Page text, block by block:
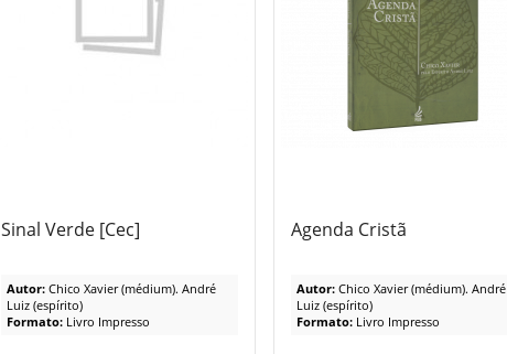
Sinal Verde [Cec]
Autor: Chico Xavier (médium). André
Luiz (espírito)
Formato: Livro Impresso
Agenda Cristã
Autor:Chico Xavier (médium). André
Luiz (espírito)
Formato: Livro Impresso